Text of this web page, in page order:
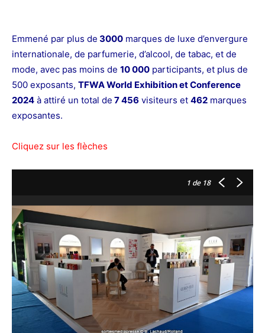
Emmené par plus de 3000 marques de luxe d’envergure
internationale, de parfumerie, d’alcool, de tabac, et de
mode, avec pas moins de 10 000 participants, et plus de
500 exposants, TFWA World Exhibition et Conference
2024 à attiré un total de 7 456 visiteurs et 462 marques
exposantes.
Cliquez sur les flèches
1 de 18